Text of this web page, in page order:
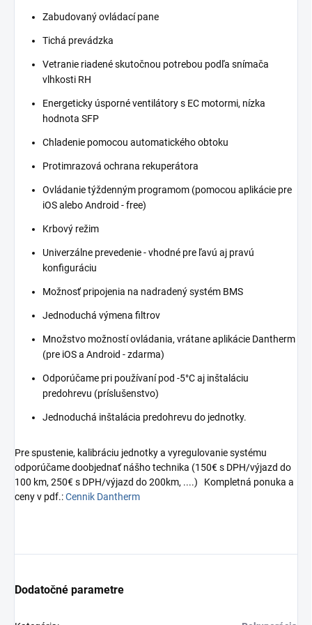
Zabudovaný ovládací pane
Tichá prevádzka
Vetranie riadené skutočnou potrebou podľa snímača
vlhkosti RH
Energeticky úsporné ventilátory s EC motormi, nízka
hodnota SFP
Chladenie pomocou automatického obtoku
Protimrazová ochrana rekuperátora
Ovládanie týždenným programom (pomocou aplikácie pre
iOS alebo Android - free)
Krbový režim
Univerzálne prevedenie - vhodné pre ľavú aj pravú
konfiguráciu
Možnosť pripojenia na nadradený systém BMS
Jednoduchá výmena filtrov
Množstvo možností ovládania, vrátane aplikácie Dantherm
(pre iOS a Android - zdarma)
Odporúčame pri používaní pod -5°C aj inštaláciu
predohrevu (príslušenstvo)
Jednoduchá inštalácia predohrevu do jednotky.
Pre spustenie, kalibráciu jednotky a vyregulovanie systému
odporúčame doobjednať nášho technika (150€ s DPH/výjazd do
100 km, 250€ s DPH/výjazd do 200km, ....) Kompletná ponuka a
ceny v pdf.:Cennik Dantherm
Dodatočné parametre